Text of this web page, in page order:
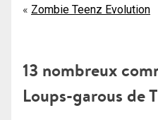
Navigation
l’article
Zombie Teenz Evolution
13 nombreux
Loups-garous de